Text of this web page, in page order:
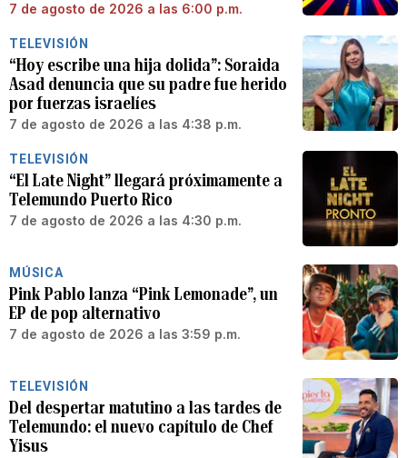
7 de agosto de 2026 a las 6:00 p.m.
TELEVISIÓN
“Hoy escribe una hija dolida”: Soraida
Asad denuncia que su padre fue herido
por fuerzas israelíes
7 de agosto de 2026 a las 4:38 p.m.
TELEVISIÓN
“El Late Night” llegará próximamente a
Telemundo Puerto Rico
7 de agosto de 2026 a las 4:30 p.m.
MÚSICA
Pink Pablo lanza “Pink Lemonade”, un
EP de pop alternativo
7 de agosto de 2026 a las 3:59 p.m.
TELEVISIÓN
Del despertar matutino a las tardes de
Telemundo: el nuevo capítulo de Chef
Yisus